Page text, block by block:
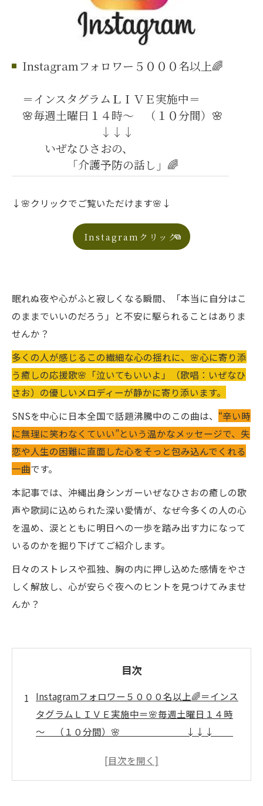
Instagramフォロワー５０００名以上🌈
＝インスタグラムＬＩＶＥ実施中＝
🌸毎週土曜日１４時～ （１０分間）🌸
↓↓↓
いぜなひさおの、
「介護予防の話し」🌈
↓🌸クリックでご覧いただけます🌸↓
Instagramクリック
眠れぬ夜や心がふと寂しくなる瞬間、「本当に自分はこ
のままでいいのだろう」と不安に駆られることはありま
せんか？
多くの人が感じるこの繊細な心の揺れに、🌸心に寄り添
う癒しの応援歌🌸「泣いてもいいよ」（歌唱：いぜなひ
さお）の優しいメロディーが静かに寄り添います。
SNSを中心に日本全国で話題沸騰中のこの曲は、 “辛い時
に無理に笑わなくていい”という温かなメッセージで、失
恋や人生の困難に直面した心をそっと包み込んでくれる
一曲です。
本記事では、沖縄出身シンガーいぜなひさおの癒しの歌
声や歌詞に込められた深い愛情が、なぜ今多くの人の心
を温め、涙とともに明日への一歩を踏み出す力になって
いるのかを掘り下げてご紹介します。
日々のストレスや孤独、胸の内に押し込めた感情をやさ
しく解放し、心が安らぐ夜へのヒントを見つけてみませ
んか？
目次
Instagramフォロワー５０００名以上🌈＝インス
タグラムＬＩＶＥ実施中＝🌸毎週土曜日１４時
～ （１０分間）🌸 ↓↓↓